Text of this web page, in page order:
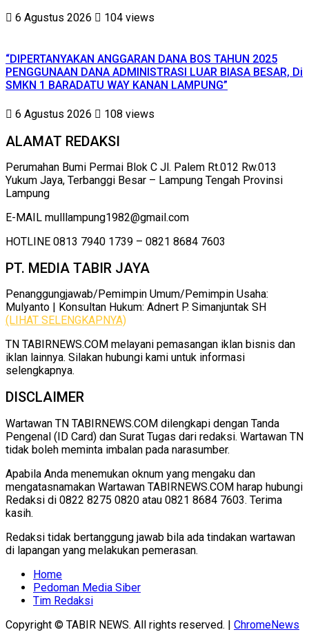
6 Agustus 2026 104 views
“DIPERTANYAKAN ANGGARAN DANA BOS TAHUN 2025
PENGGUNAAN DANA ADMINISTRASI LUAR BIASA BESAR, Di
SMKN 1 BARADATU WAY KANAN LAMPUNG”
6 Agustus 2026 108 views
ALAMAT REDAKSI
Perumahan Bumi Permai Blok C Jl. Palem Rt.012 Rw.013
Yukum Jaya, Terbanggi Besar – Lampung Tengah Provinsi
Lampung
E-MAIL mulllampung1982@gmail.com
HOTLINE 0813 7940 1739 – 0821 8684 7603
PT. MEDIA TABIR JAYA
Penanggungjawab/Pemimpin Umum/Pemimpin Usaha:
Mulyanto | Konsultan Hukum: Adnert P. Simanjuntak SH
(LIHAT SELENGKAPNYA)
TN TABIRNEWS.COM melayani pemasangan iklan bisnis dan
iklan lainnya. Silakan hubungi kami untuk informasi
selengkapnya.
DISCLAIMER
Wartawan TN TABIRNEWS.COM dilengkapi dengan Tanda
Pengenal (ID Card) dan Surat Tugas dari redaksi. Wartawan TN
tidak boleh meminta imbalan pada narasumber.
Apabila Anda menemukan oknum yang mengaku dan
mengatasnamakan Wartawan TABIRNEWS.COM harap hubungi
Redaksi di 0822 8275 0820 atau 0821 8684 7603. Terima
kasih.
Redaksi tidak bertanggung jawab bila ada tindakan wartawan
di lapangan yang melakukan pemerasan.
Home
Pedoman Media Siber
Tim Redaksi
Copyright © TABIR NEWS. All rights reserved. | ChromeNews